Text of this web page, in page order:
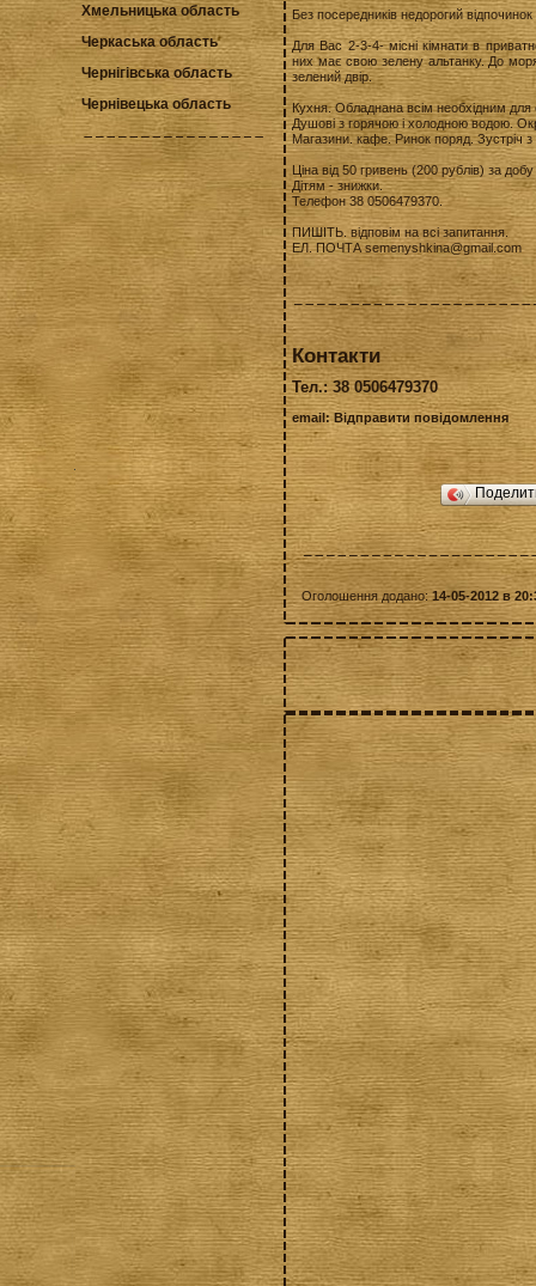
Хмельницька область
Черкаська область
Чернігівська область
Чернівецька область
Без посередників недорогий
Для Вас 2-3-4- місні кімнати в
них має свою зелену альтанку. До
зелений двір.
Кухня. Обладнана всім необхідним для
Душові з горячою і холодною водою.
Магазини. кафе. Ринок поряд. Зустріч з
Ціна від 50 гривень (200 рублів) за
Дітям - знижки.
Телефон 38 0506479370.
ПИШІТЬ. відповім на всі запитання.
ЕЛ. ПОЧТА semenyshkina@gmail.com
Контакти
Тел.: 38 0506479370
email: Відправити повідомлення
Оголошення додано:14-05-2012 в